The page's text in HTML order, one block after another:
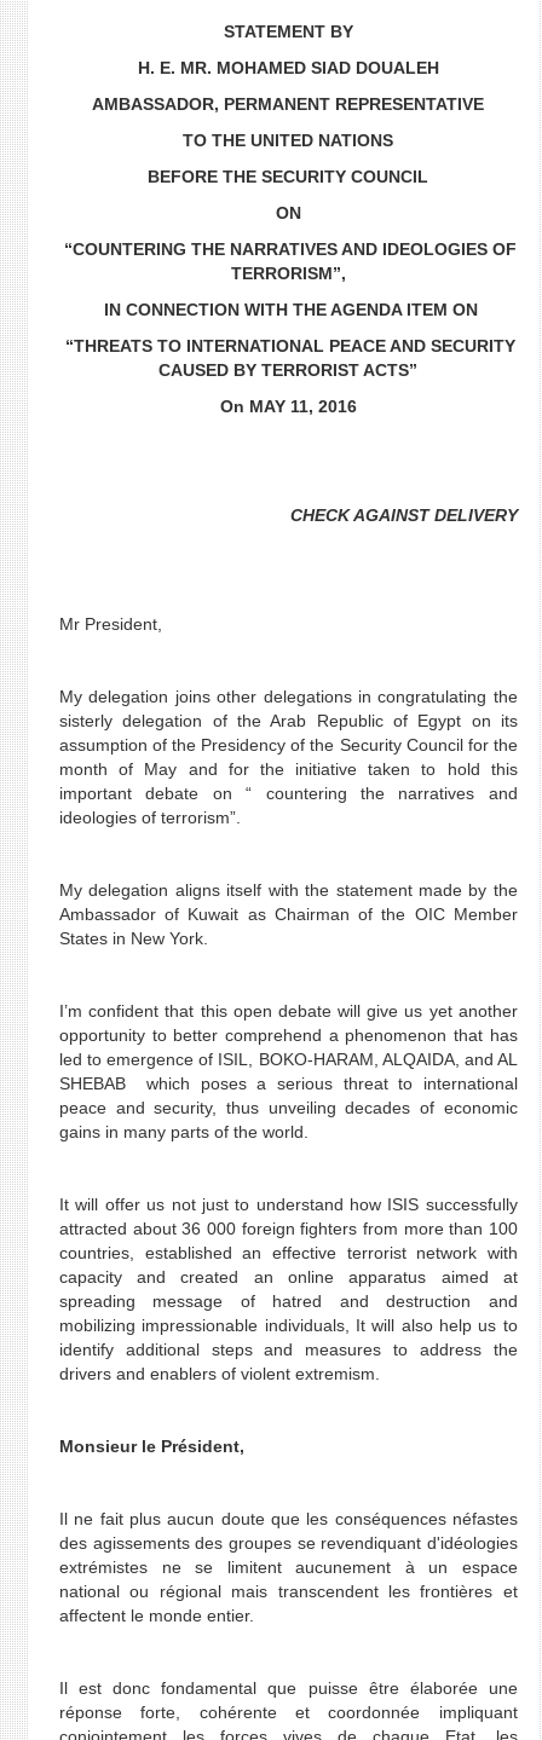
STATEMENT BY
H. E. MR. MOHAMED SIAD DOUALEH
AMBASSADOR, PERMANENT REPRESENTATIVE
TO THE UNITED NATIONS
BEFORETHE SECURITY COUNCIL
ON
“COUNTERING THE NARRATIVES AND IDEOLOGIES OF
TERRORISM”,
IN CONNECTION WITH THE AGENDA ITEM ON
“THREATS TO INTERNATIONAL PEACE AND SECURITY
CAUSED BY TERRORIST ACTS”
On MAY 11, 2016
CHECK AGAINST DELIVERY
Mr President,
My delegation joins other delegations in congratulating the
sisterly delegation of the Arab Republic of Egypt on its
assumption of the Presidency of the Security Council for the
month of May and for the initiative taken to hold this
important debate on “ countering the narratives and
ideologies of terrorism”.
My delegation aligns itself with the statement made by the
Ambassador of Kuwait as Chairman of the OIC Member
States in New York.
I’m confident that this open debate will give us yet another
opportunity to better comprehend a phenomenon that has
led to emergence of ISIL, BOKO-HARAM, ALQAIDA, and AL
SHEBAB which poses a serious threat to international
peace and security, thus unveiling decades of economic
gains in many parts of the world.
It will offer us not just to understand how ISIS successfully
attracted about 36 000 foreign fighters from more than 100
countries, established an effective terrorist network with
capacity and created an online apparatus aimed at
spreading message of hatred and destruction and
mobilizing impressionable individuals, It will also help us to
identify additional steps and measures to address the
drivers and enablers of violent extremism.
Monsieur le Président,
Il ne fait plus aucun doute que les conséquences néfastes
des agissements des groupes se revendiquant d'idéologies
extrémistes ne se limitent aucunement à un espace
national ou régional mais transcendent les frontières et
affectent le monde entier.
Il est donc fondamental que puisse être élaborée une
réponse forte, cohérente et coordonnée impliquant